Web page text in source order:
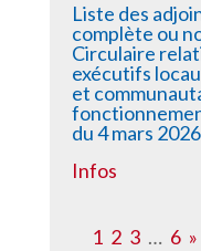
Liste des
complète ou
Circulaire
exécutifs
et
du 4 mars 2026
Infos
1 2 3 … 6 »